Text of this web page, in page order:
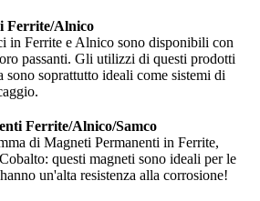
Ferrite/Alnico
in Ferrite e Alnico sono disponibili con
passanti. Gli utilizzi di questi prodotti
sono soprattutto ideali come sistemi di
Ferrite/Alnico/Samco
di Magneti Permanenti in Ferrite,
questi magneti sono ideali per le
un'alta resistenza alla corrosione!